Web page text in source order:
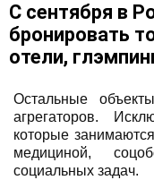
Веб-камеры
С сентября в
бронировать
отели,
Остальные
агрегаторов.
которые
медициной,
социальных задач.